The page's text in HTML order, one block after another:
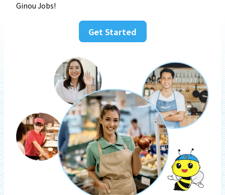
Ginou Jobs!
Get Started